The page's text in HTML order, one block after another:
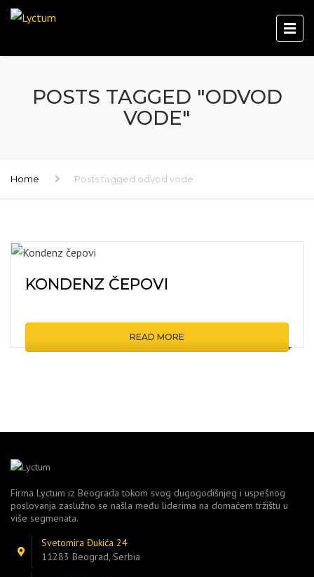
POSTS TAGGED "ODVOD
VODE"
Home Posts tagged odvod vode
KONDENZ ČEPOVI
READ MORE
Firma Lyctum iz Beograda tokom svog dugogodišnjeg i uspešnog
poslovanja zaslužno se našla među liderima na domaćem tržištu u
više segmenata.
Svetomira Đukića 24
11283 Beograd, Serbia